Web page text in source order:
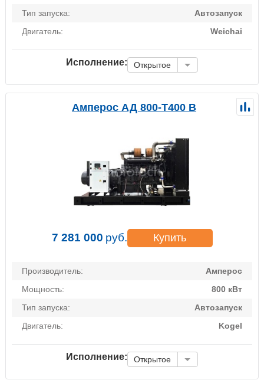
Тип запуска:
Автозапуск
Двигатель:
Weichai
Исполнение: Открытое
Амперос АД 800-Т400 B
7 281 000 руб. Купить
Производитель:
Амперос
Мощность:
800 кВт
Тип запуска:
Автозапуск
Двигатель:
Kogel
Исполнение: Открытое